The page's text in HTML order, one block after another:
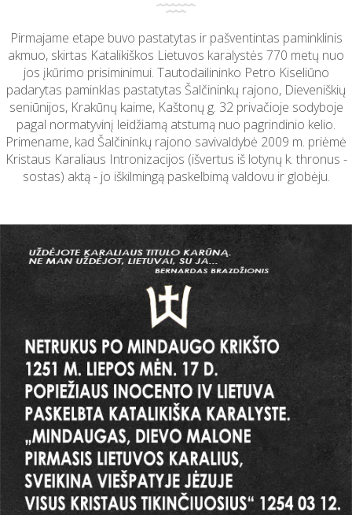
Pirmajame etape buvo pastatytas ir pašventintas paminklinis
akmuo, skirtas Katalikiškos Lietuvos karalystės 770 metų nuo
jos įkūrimo prisiminimui. Tautodailininko Petro Kiseliūno
padarytas paminklas pastatytas Šalčininkų rajono, Dieveniškių
seniūnijos, Krakūnų kaime, Kaštonų g. 32 privačioje sodyboje
pagal normatyvinį leidžiamą atstumą nuo pagrindinio kelio.
Primename, kad Šalčininkų rajono savivaldybė 2009 m. priėmė
Kristaus Karaliaus Intronizacijos (išvertus iš lotynų k. thronus -
sostas) aktą - jo iškilmingą paskelbimą valdovu ir globėju.